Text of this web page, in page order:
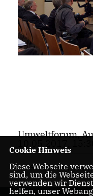
Umweltforum,
SOZIALES,
Cookie Hinweis
Diese Webseite
sind, um die
verwenden wir
helfen, unser